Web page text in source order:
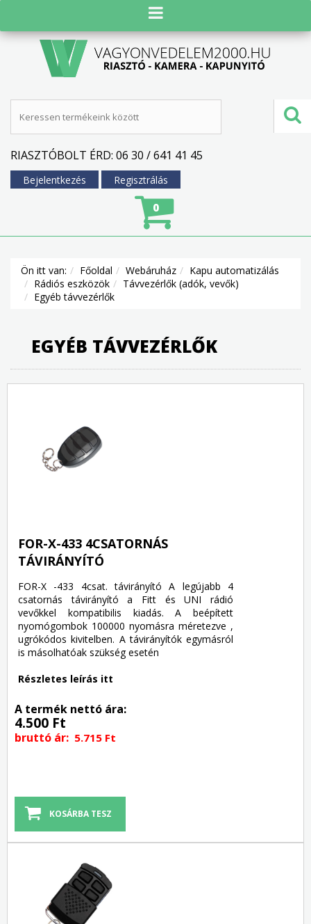
RIASZTÓBOLT ÉRD: 06 30 / 641 41 45
Bejelentkezés Regisztrálás
0
Ön itt van: Főoldal Webáruház
Kapu automatizálás
Rádiós eszközök
Távvezérlők (adók, vevők)
Egyéb távvezérlők
EGYÉB TÁVVEZÉRLŐK
FOR-X-433 4CSATORNÁS
TÁVIRÁNYÍTÓ
FOR-X -433 4csat. távirányító A legújabb 4
csatornás távirányító a Fitt és UNI rádió
vevőkkel kompatibilis kiadás. A beépített
nyomógombok 100000 nyomásra méretezve ,
ugrókódos kivitelben. A távirányítók egymásról
is másolhatóak szükség esetén
Részletes leírás itt
A termék nettó ára:
4.500 Ft
bruttó ár: 5.715 Ft